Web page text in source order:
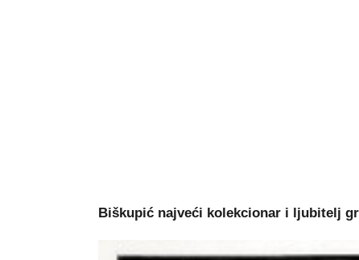
Biškupić najveći kolekcionar i ljubitelj